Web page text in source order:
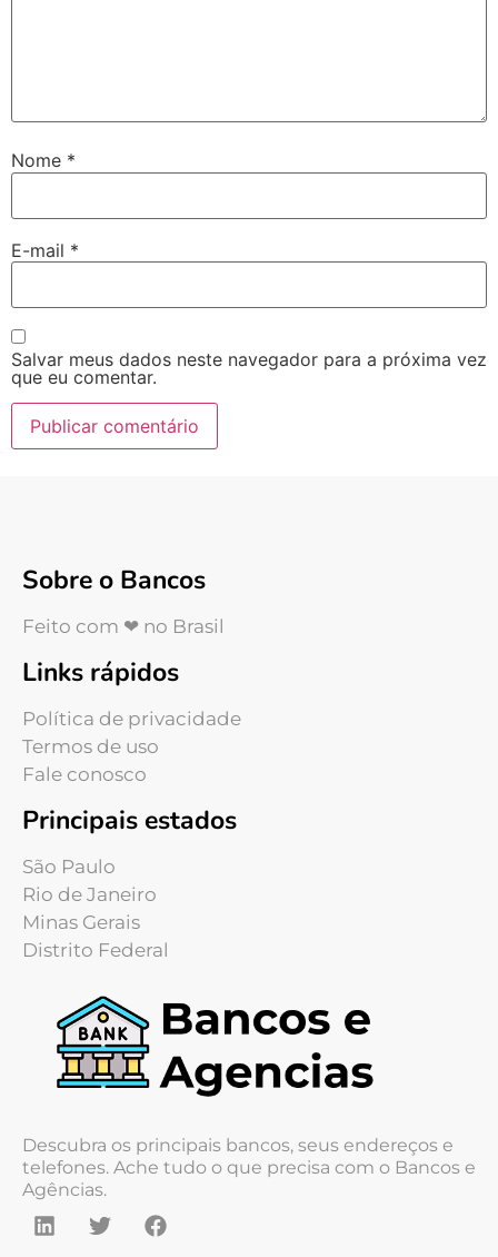
Nome *
E-mail *
Salvar meus dados neste navegador para a próxima vez
que eu comentar.
Sobre o Bancos
Feito com ❤ no Brasil
Links rápidos
Política de privacidade
Termos de uso
Fale conosco
Principais estados
São Paulo
Rio de Janeiro
Minas Gerais
Distrito Federal
Descubra os principais bancos, seus endereços e
telefones. Ache tudo o que precisa com o Bancos e
Agências.